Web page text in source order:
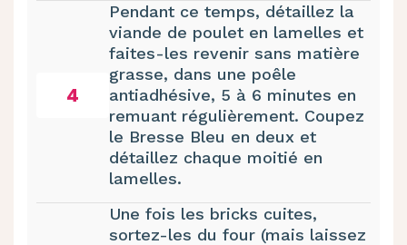
4
Pendant ce temps, détaillez la
viande de poulet en lamelles et
faites-les revenir sans matière
grasse, dans une poêle
antiadhésive, 5 à 6 minutes en
remuant régulièrement. Coupez
le Bresse Bleu en deux et
détaillez chaque moitié en
lamelles.
Une fois les bricks cuites,
sortez-les du four (mais laissez